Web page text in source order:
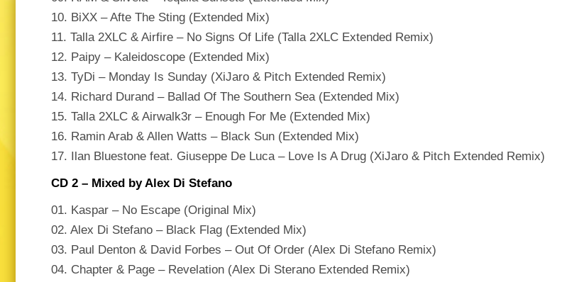
10. BiXX – Afte The Sting (Extended Mix)
11. Talla 2XLC & Airfire – No Signs Of Life (Talla 2XLC Extended Remix)
12. Paipy – Kaleidoscope (Extended Mix)
13. TyDi – Monday Is Sunday (XiJaro & Pitch Extended Remix)
14. Richard Durand – Ballad Of The Southern Sea (Extended Mix)
15. Talla 2XLC & Airwalk3r – Enough For Me (Extended Mix)
16. Ramin Arab & Allen Watts – Black Sun (Extended Mix)
17. Ilan Bluestone feat. Giuseppe De Luca – Love Is A Drug (XiJaro & Pitch Extended Remix)
CD 2 – Mixed by Alex Di Stefano
01. Kaspar – No Escape (Original Mix)
02. Alex Di Stefano – Black Flag (Extended Mix)
03. Paul Denton & David Forbes – Out Of Order (Alex Di Stefano Remix)
04. Chapter & Page – Revelation (Alex Di Sterano Extended Remix)